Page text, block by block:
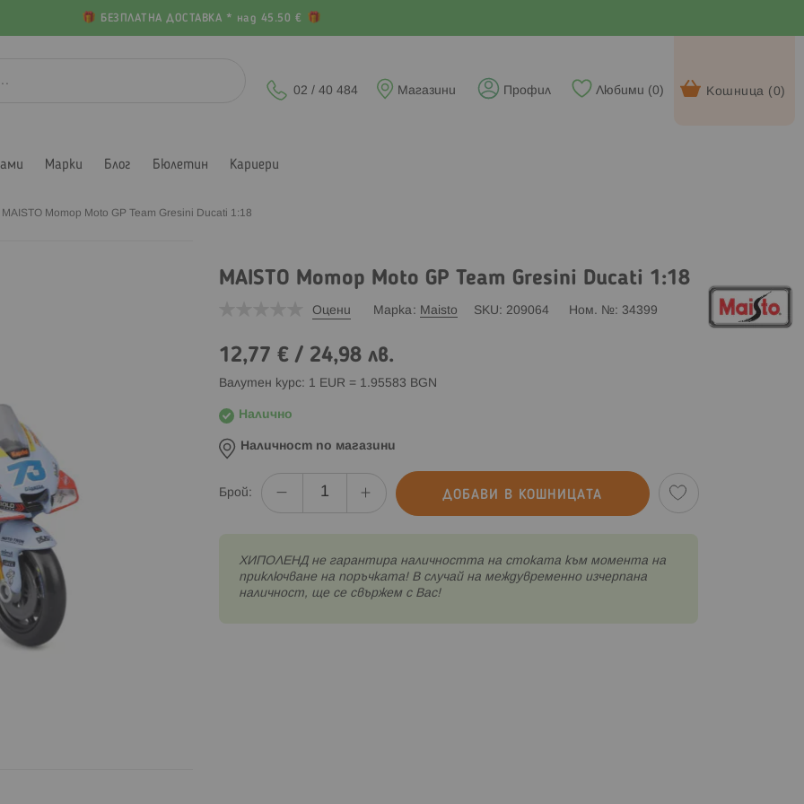
БЕЗПЛАТНА ДОСТАВКА * над 45.50 €
Кошница (0)
Любими (0)
Профил
Магазини
02 / 40 484
Марки Блог Бюлетин Кариери
MAISTO Мотор Moto GP Team Gresini Ducati 1:18
MAISTO Мотор Moto GP Team Gresini Ducati 1:18
Оцени Марка Maisto SKU 209064 Ном. № 34399
12,77 €/ 24,98 лв.
Валутен курс: 1 EUR = 1.95583 BGN
Налично
Наличност по магазини
Брой: ДОБАВИ В КОШНИЦАТА
XИПОЛЕНД не гарантира наличността на стоката към момента на
приключване на поръчката! В случай на междувременно изчерпана
наличност, ще се свържем с Вас!